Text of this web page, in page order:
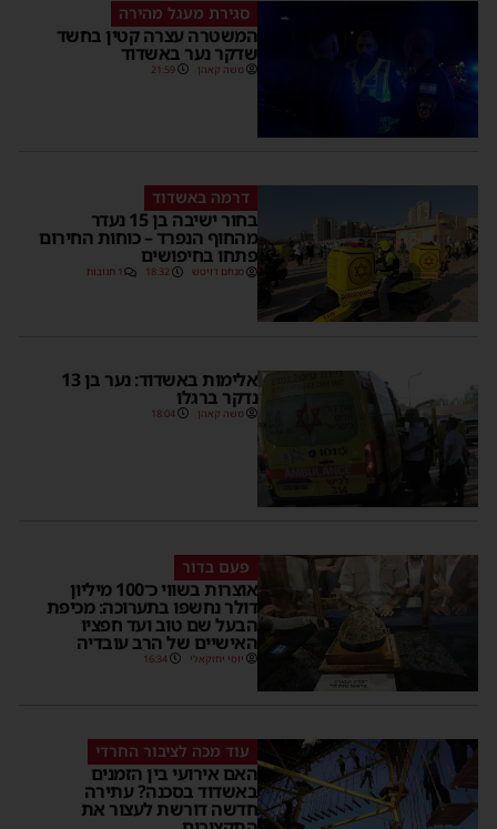
סגירת מעגל מהירה
המשטרה עצרה קטין בחשד
שדקר נער באשדוד
משה קאהן 21:59
דרמה באשדוד
בחור ישיבה בן 15 נעדר
מהחוף הנפרד – כוחות החירום
פתחו בחיפושים
מנחם דויטש 18:32 1 תגובות
אלימות באשדוד: נער בן 13
נדקר ברגלו
משה קאהן 18:04
פעם בדור
אוצרות בשווי כ־100 מיליון
דולר נחשפו בתערוכה: מכיפת
הבעל שם טוב ועד חפציו
האישיים של הרב עובדיה
יוסי יחזקאלי 16:34
עוד מכה לציבור החרדי
האם אירועי בין הזמנים
באשדוד בסכנה? עתירה
חדשה דורשת לעצור את